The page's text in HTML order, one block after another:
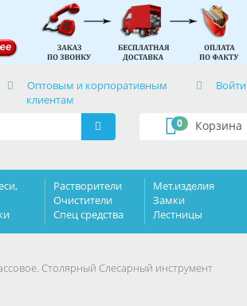
Оптовым и корпоративным
клиентам
Войти
Корзина
0
Растворители
Очистители
Спец средства
Мет.изделия
Замки
Лестницы
Столярный Слесарный инструмент